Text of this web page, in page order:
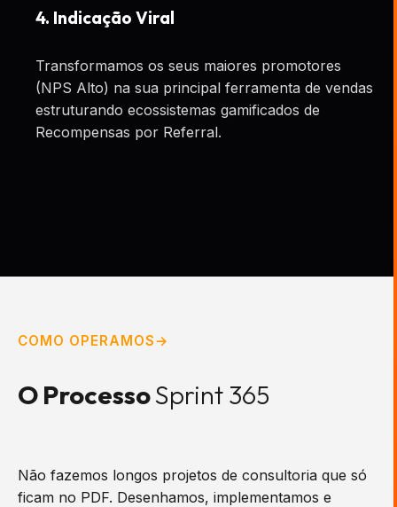
4. Indicação Viral
Transformamos os seus maiores promotores
(NPS Alto) na sua principal ferramenta de vendas
estruturando ecossistemas gamificados de
Recompensas por Referral.
COMO OPERAMOS
O ProcessoSprint 365
Não fazemos longos projetos de consultoria que só
ficam no PDF. Desenhamos, implementamos e